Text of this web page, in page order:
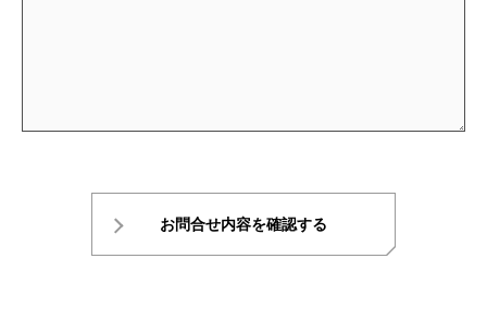
お問合せ内容を確認する